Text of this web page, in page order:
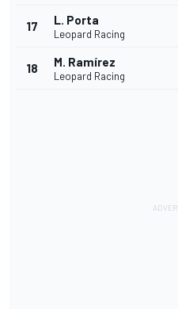
17 L. Porta
Leopard Racing
18 M. Ramírez
Leopard Racing